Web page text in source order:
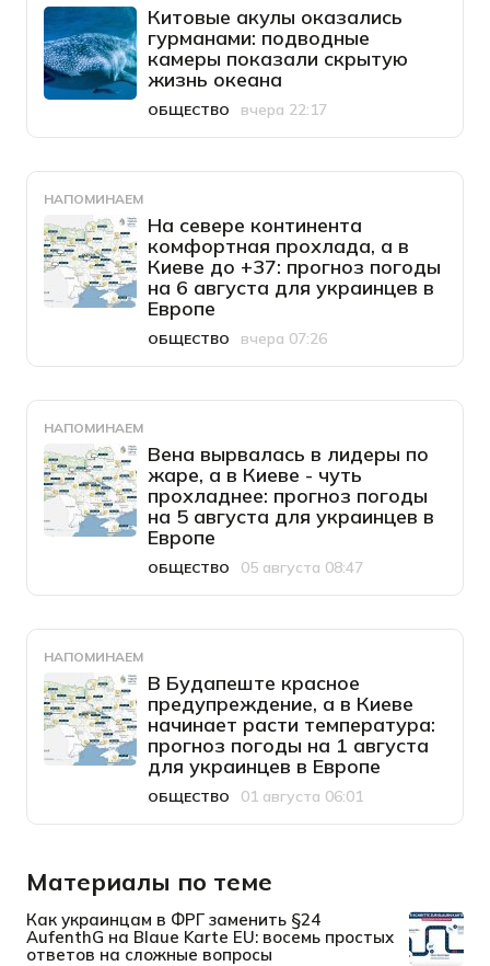
Китовые акулы оказались
гурманами: подводные
камеры показали скрытую
жизнь океана
Категория
ОБЩЕСТВО
Дата публикации
вчера 22:17
НАПОМИНАЕМ
На севере континента
комфортная прохлада, а в
Киеве до +37: прогноз погоды
на 6 августа для украинцев в
Европе
Категория
ОБЩЕСТВО
Дата публикации
вчера 07:26
НАПОМИНАЕМ
Вена вырвалась в лидеры по
жаре, а в Киеве - чуть
прохладнее: прогноз погоды
на 5 августа для украинцев в
Европе
Категория
ОБЩЕСТВО
Дата публикации
05 августа 08:47
НАПОМИНАЕМ
В Будапеште красное
предупреждение, а в Киеве
начинает расти температура:
прогноз погоды на 1 августа
для украинцев в Европе
Категория
ОБЩЕСТВО
Дата публикации
01 августа 06:01
Материалы по теме
Как украинцам в ФРГ заменить §24
AufenthG на Blaue Karte EU: восемь простых
ответов на сложные вопросы